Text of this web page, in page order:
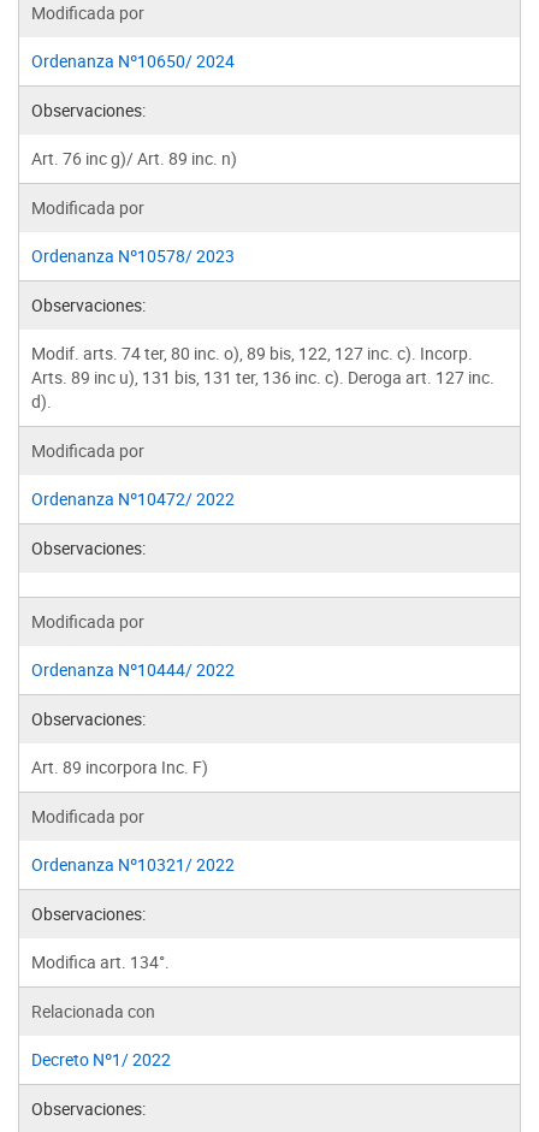
Modificada por
Ordenanza Nº10650/ 2024
Observaciones:
Art. 76 inc g)/ Art. 89 inc. n)
Modificada por
Ordenanza Nº10578/ 2023
Observaciones:
Modif. arts. 74 ter, 80 inc. o), 89 bis, 122, 127 inc. c). Incorp.
Arts. 89 inc u), 131 bis, 131 ter, 136 inc. c). Deroga art. 127 inc.
d).
Modificada por
Ordenanza Nº10472/ 2022
Observaciones:
Modificada por
Ordenanza Nº10444/ 2022
Observaciones:
Art. 89 incorpora Inc. F)
Modificada por
Ordenanza Nº10321/ 2022
Observaciones:
Modifica art. 134°.
Relacionada con
Decreto Nº1/ 2022
Observaciones: